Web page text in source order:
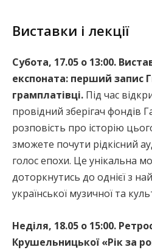
Виставки і лекції
Субота, 17.05 о 13:00.
експоната: перший запис
грамплатівці. Під час
провідний зберігач фондів
розповість про історію
зможете почути рідкісний
голос епохи. Це унікальна
доторкнутись до однієї з
української музичної та
Неділя, 18.05 о 15:00.
Крушельницької «Рік за